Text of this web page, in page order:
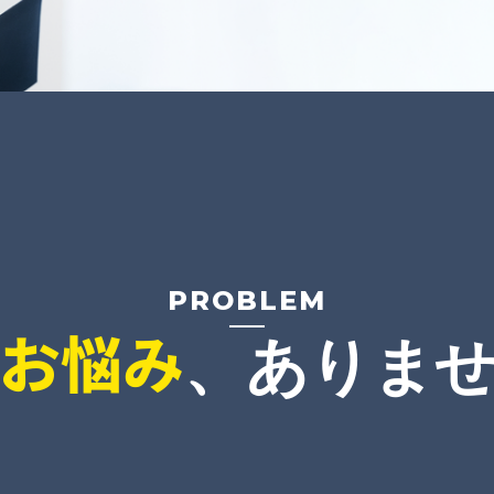
PROBLEM
悩み、ありま